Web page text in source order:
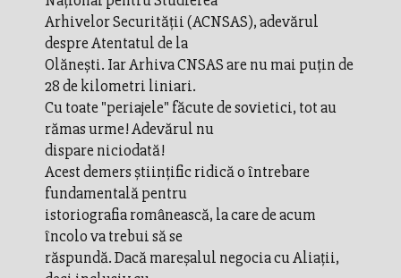
Arhivelor Securităţii (ACNSAS), adevărul
despre Atentatul de la
Olăneşti. Iar Arhiva CNSAS are nu mai puţin de
28 de kilometri liniari.
Cu toate "periajele" făcute de sovietici, tot au
rămas urme! Adevărul nu
dispare niciodată!
Acest demers ştiinţific ridică o întrebare
fundamentală pentru
istoriografia românească, la care de acum
încolo va trebui să se
răspundă. Dacă mareşalul negocia cu Aliaţii,